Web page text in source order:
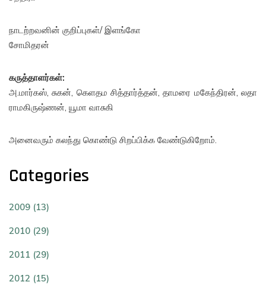
நாடற்றவனின் குறிப்புகள்/ இளங்கோ
சோமிதரன்
கருத்தாளர்கள்:
அ.மார்கஸ், சுகன், கெளதம சித்தார்த்தன், தாமரை மகேந்திரன், லதா
ராமகிருஷ்ணன், யூமா வாசுகி
அனைவரும் கலந்து கொண்டு சிறப்பிக்க வேண்டுகிறோம்.
Categories
2009 (13)
2010 (29)
2011 (29)
2012 (15)